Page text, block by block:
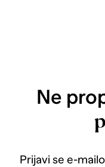
Ne
Prijavi se e-